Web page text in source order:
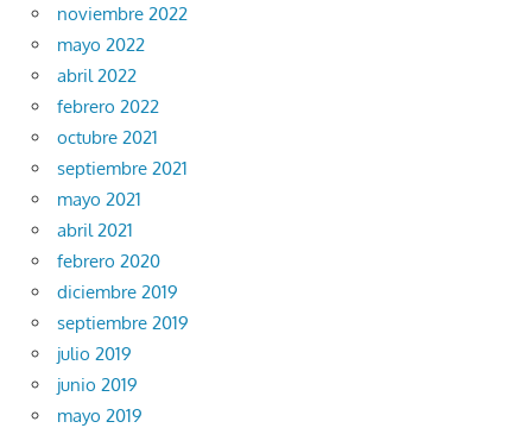
noviembre 2022
mayo 2022
abril 2022
febrero 2022
octubre 2021
septiembre 2021
mayo 2021
abril 2021
febrero 2020
diciembre 2019
septiembre 2019
julio 2019
junio 2019
mayo 2019